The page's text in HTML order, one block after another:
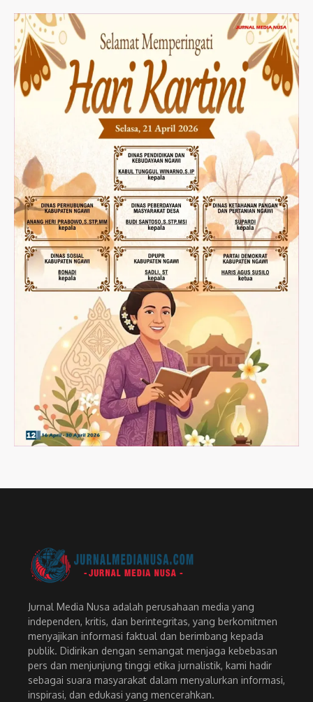
Jurnal Media Nusa adalah perusahaan media yang
independen, kritis, dan berintegritas, yang berkomitmen
menyajikan informasi faktual dan berimbang kepada
publik. Didirikan dengan semangat menjaga kebebasan
pers dan menjunjung tinggi etika jurnalistik, kami hadir
sebagai suara masyarakat dalam menyalurkan informasi,
inspirasi, dan edukasi yang mencerahkan.